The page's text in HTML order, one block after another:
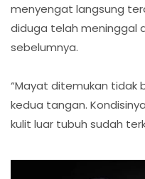
menyengat langsung
diduga telah meninggal
sebelumnya.
“Mayat ditemukan tidak
kedua tangan.
kulit luar tubuh sudah